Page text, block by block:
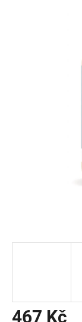
467 Kč